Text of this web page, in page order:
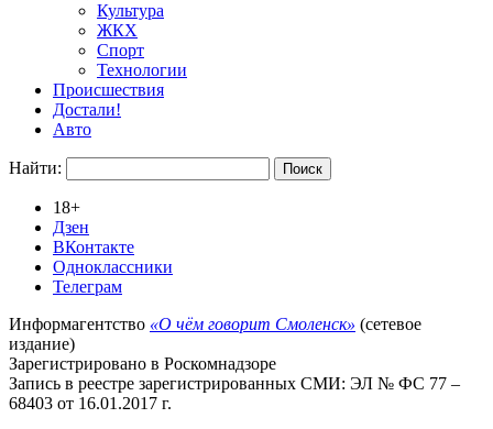
Культура
ЖКХ
Спорт
Технологии
Происшествия
Достали!
Авто
Найти:
18+
Дзен
ВКонтакте
Одноклассники
Телеграм
Информагентство «О чём говорит Смоленск» (сетевое
издание)
Зарегистрировано в Роскомнадзоре
Запись в реестре зарегистрированных СМИ: ЭЛ № ФС 77 –
68403 от 16.01.2017 г.